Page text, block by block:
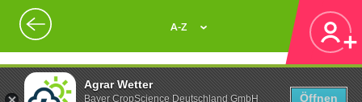
Agrar Wetter
Bayer CropScience Deutschland GmbH
Öffnen
A-Z